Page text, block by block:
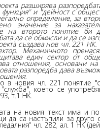
разширява
и "дейност с
определение, за
значение за
на второто понятие би
да се обмисли и да се
създава нов чл. 221
Механичното
един сектор от
отношения, основани
разпоредба дава
в новия чл. 221 понятие
което се
т.1 НК.
на новия текст има и
да са настъпили за
чл. 282, ал. 1 НК